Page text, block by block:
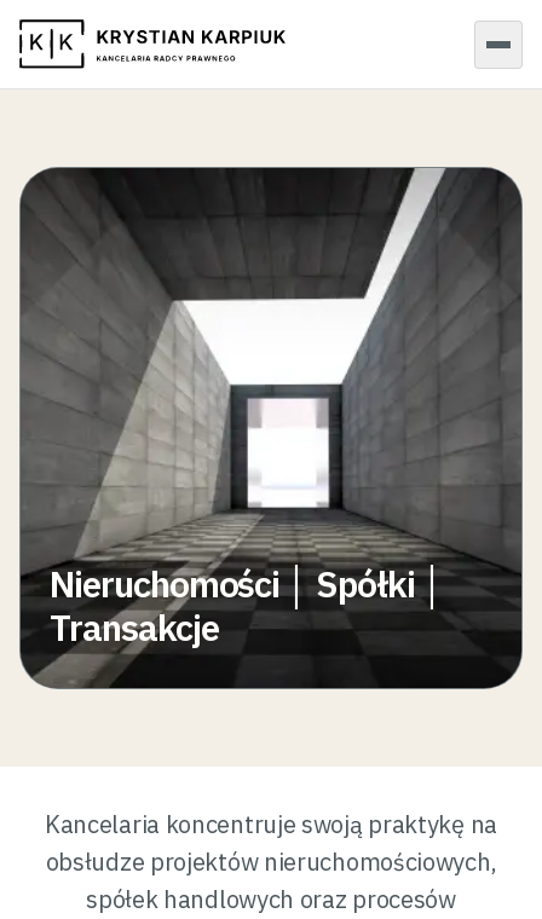
Nieruchomości │ Spółki │
Transakcje
Kancelaria koncentruje swoją praktykę na
obsłudze projektów nieruchomościowych,
spółek handlowych oraz procesów